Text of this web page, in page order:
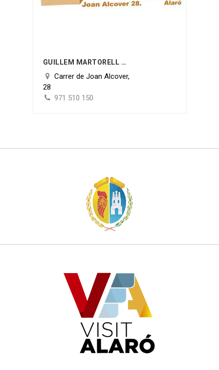
GUILLEM MARTORELL GELABERT
Carrer de Joan Alcover,
28
971 510 150